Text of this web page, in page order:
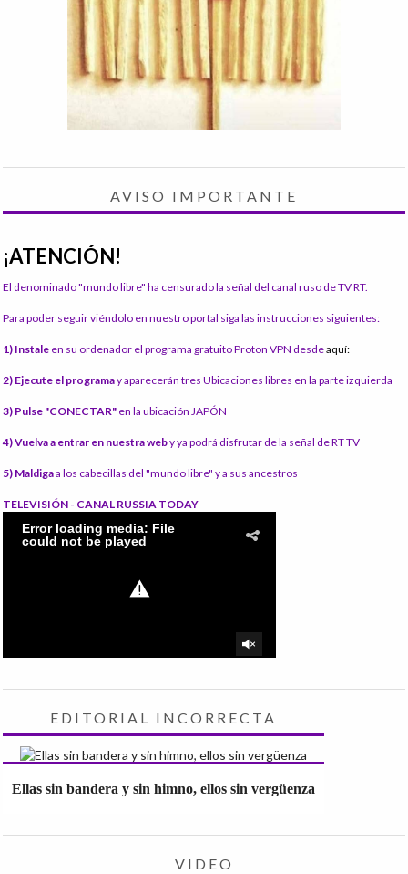
AVISO IMPORTANTE
¡ATENCIÓN!
El denominado "mundo libre" ha censurado la señal del canal ruso de TV RT.
Para poder seguir viéndolo en nuestro portal siga las instrucciones siguientes:
1) Instale en su ordenador el programa gratuito Proton VPN desdeaquí:
2) Ejecute el programay aparecerán tres Ubicaciones libres en la parte izquierda
3) Pulse "CONECTAR" en la ubicación JAPÓN
4) Vuelva a entrar en nuestra weby ya podrá disfrutar de la señal de RT TV
5) Maldigaa los cabecillas del "mundo libre" y a sus ancestros
TELEVISIÓN - CANAL RUSSIA TODAY
EDITORIAL INCORRECTA
Ellas sin bandera y sin himno, ellos sin vergüenza
VIDEO